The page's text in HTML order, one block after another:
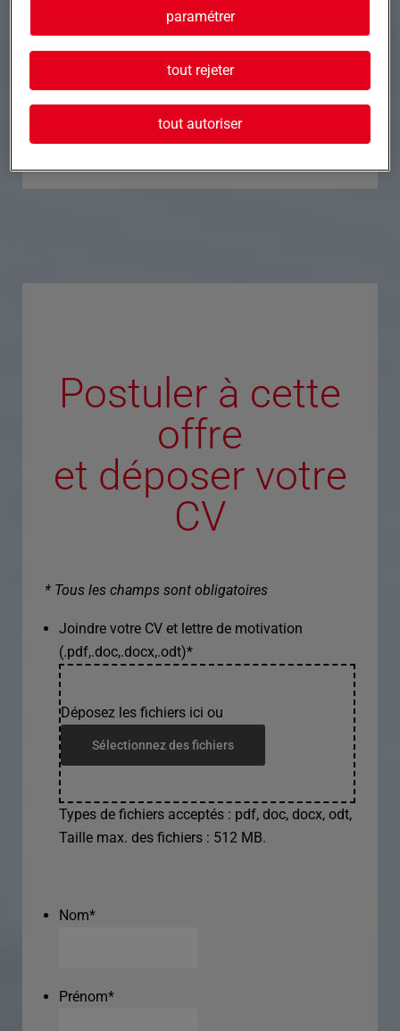
Postuler à cette offre
Postuler à cette
offre
et déposer votre
CV
* Tous les champs sont obligatoires
Joindre votre CV et lettre de motivation
(.pdf,.doc,.docx,.odt)*
Déposez les fichiers ici ou
Sélectionnez des fichiers
Types de fichiers acceptés : pdf, doc, docx, odt,
Taille max. des fichiers : 512 MB.
Nom*
Prénom*
paramétrer
tout rejeter
tout autoriser